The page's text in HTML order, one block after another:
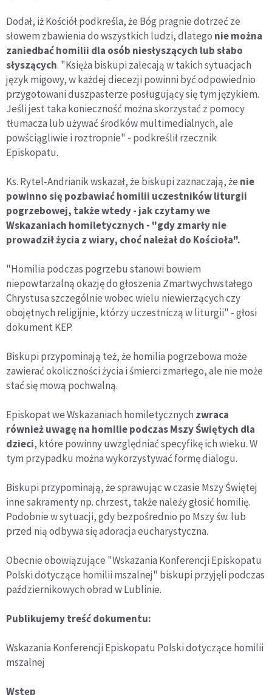
Dodał, iż Kościół podkreśla, że Bóg pragnie dotrzeć ze
słowem zbawienia do wszystkich ludzi, dlatego nie można
zaniedbać homilii dla osób niesłyszących lub słabo
słyszących. "Księża biskupi zalecają w takich sytuacjach
język migowy, w każdej diecezji powinni być odpowiednio
przygotowani duszpasterze posługujący się tym językiem.
Jeśli jest taka konieczność można skorzystać z pomocy
tłumacza lub używać środków multimedialnych, ale
powściągliwie i roztropnie" - podkreślił rzecznik
Episkopatu.
Ks. Rytel-Andrianik wskazał, że biskupi zaznaczają, że nie
powinno się pozbawiać homilii uczestników liturgii
pogrzebowej, także wtedy - jak czytamy we
Wskazaniach homiletycznych - "gdy zmarły nie
prowadził życia z wiary, choć należał do Kościoła".
"Homilia podczas pogrzebu stanowi bowiem
niepowtarzalną okazję do głoszenia Zmartwychwstałego
Chrystusa szczególnie wobec wielu niewierzących czy
obojętnych religijnie, którzy uczestniczą w liturgii" - głosi
dokument KEP.
Biskupi przypominają też, że homilia pogrzebowa może
zawierać okoliczności życia i śmierci zmarłego, ale nie może
stać się mową pochwalną.
Episkopat we Wskazaniach homiletycznych zwraca
również uwagę na homilie podczas Mszy Świętych dla
dzieci, które powinny uwzględniać specyfikę ich wieku. W
tym przypadku można wykorzystywać formę dialogu.
Biskupi przypominają, że sprawując w czasie Mszy Świętej
inne sakramenty np. chrzest, także należy głosić homilię.
Podobnie w sytuacji, gdy bezpośrednio po Mszy św. lub
przed nią odbywa się adoracja eucharystyczna.
Obecnie obowiązujące "Wskazania Konferencji Episkopatu
Polski dotyczące homilii mszalnej" biskupi przyjęli podczas
październikowych obrad w Lublinie.
Publikujemy treść dokumentu:
Wskazania Konferencji Episkopatu Polski dotyczące homilii
mszalnej
Wstęp